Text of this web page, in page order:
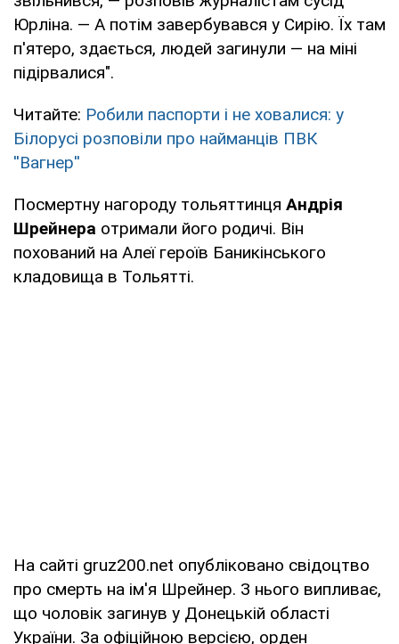
Юрліна. — А потім завербувався у Сирію. Їх там
п'ятеро, здається, людей загинули — на міні
підірвалися".
Читайте: Робили паспорти і не ховалися: у
Білорусі розповіли про найманців ПВК
''Вагнер''
Посмертну нагороду тольяттинця Андрія
Шрейнера отримали його родичі. Він
похований на Алеї героїв Баникінського
кладовища в Тольятті.
На сайті gruz200.net опубліковано свідоцтво
про смерть на ім'я Шрейнер. З нього випливає,
що чоловік загинув у Донецькій області
України. За офіційною версією, орден